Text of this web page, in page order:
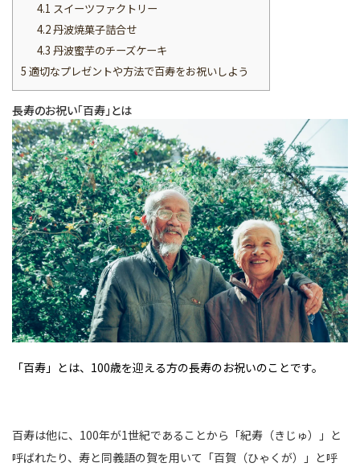
4.1 スイーツファクトリー
4.2丹波焼菓子詰合せ
4.3 丹波蜜芋のチーズケーキ
5 適切なプレゼントや方法で百寿をお祝いしよう
長寿のお祝い「百寿」とは
「百寿」とは、100歳を迎える方の長寿のお祝いのことです。
百寿は他に、100年が1世紀であることから「紀寿（きじゅ）」と
呼ばれたり、寿と同義語の賀を用いて「百賀（ひゃくが）」と呼